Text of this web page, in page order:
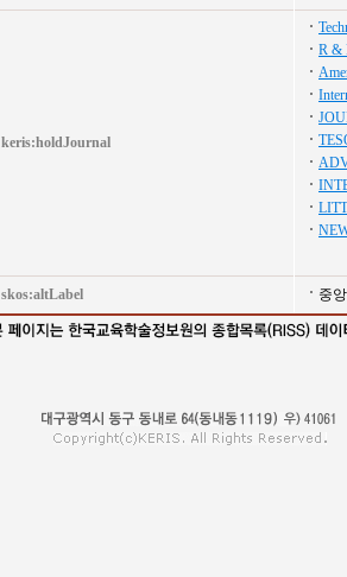
keris:holdJournal
R &
skos:altLabel 중